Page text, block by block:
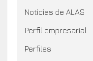
Noticias de ALAS
Perfil empresarial
Perfiles